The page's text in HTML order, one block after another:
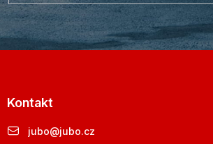
Kontakt
jubo@jubo.cz